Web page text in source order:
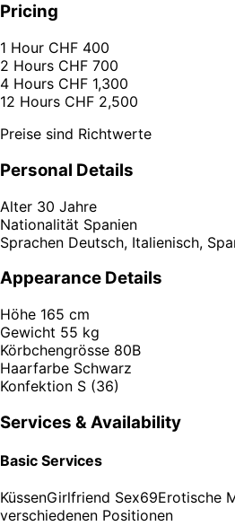
Pricing
1 Hour CHF 400
2 Hours CHF 700
4 Hours CHF 1,300
12 Hours CHF 2,500
Preise sind Richtwerte
Personal Details
Alter 30 Jahre
Nationalität Spanien
Sprachen Deutsch, Italienisch,
Appearance Details
Höhe 165 cm
Gewicht 55 kg
Körbchengrösse 80B
Haarfarbe Schwarz
Konfektion S (36)
Services & Availability
Basic Services
KüssenGirlfriend Sex69Erotische
verschiedenen Positionen